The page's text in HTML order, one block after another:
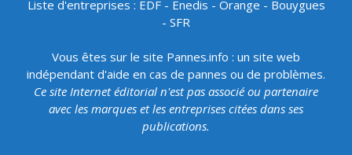
Liste d'entreprises : EDF- Enedis - Orange - Bouygues
- SFR
Vous êtes sur le site Pannes.info : un site web
indépendant d'aide en cas de pannes ou de problèmes.
Ce site Internet éditorial n'est pas associé ou partenaire
avec les marques et les entreprises citées dans ses
publications.